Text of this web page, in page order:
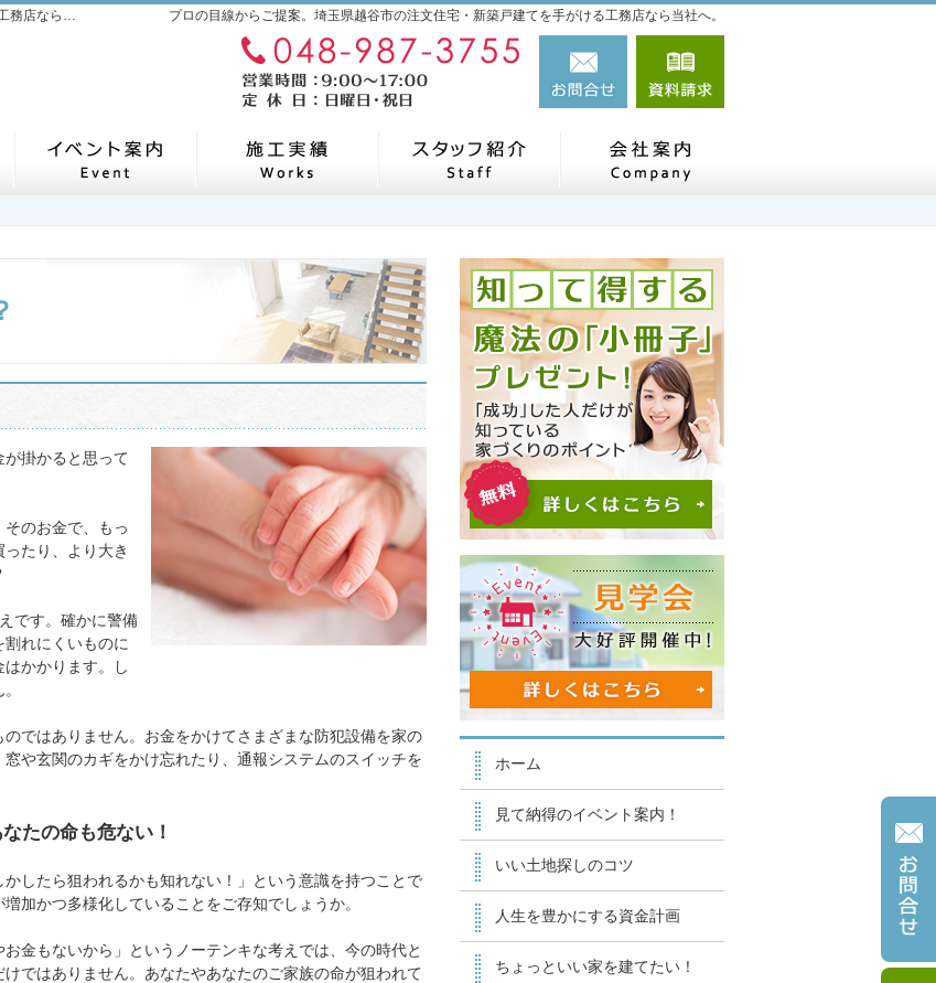
プロの目線からご提案。埼玉県越谷市の注文住宅・新築戸建てを手がける工務店なら当社へ。
埼玉県越谷市の新築・注文住宅・新築戸建てを手がける工務店なら千葉ハウジング
掛かると思って
のお金で、もっ
たり、より大き
です。確かに警備
れにくいものに
かかります。し
ではありません。お金をかけてさまざまな防犯設備を家の
や玄関のカギをかけ忘れたり、通報システムのスイッチを
たの命も危ない！
したら狙われるかも知れない！」という意識を持つことで
加かつ多様化していることをご存知でしょうか。
金もないから」というノーテンキな考えでは、今の時代と
ではありません。あなたやあなたのご家族の命が狙われて
ホーム
見て納得のイベント案内！
いい土地探しのコツ
人生を豊かにする資金計画
ちょっといい家を建てたい！
048-987-3755
営業時間9:00～17:00 定休日：日曜日・祝日